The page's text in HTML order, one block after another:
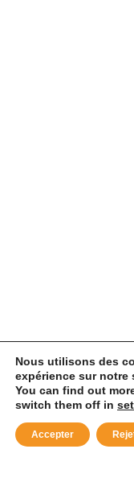
Nous utilisons des
expérience sur notre
You can find out
switch them off in
Accepter